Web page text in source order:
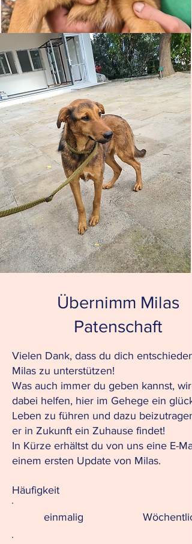
Übernimm Milas
Patenschaft
Vielen Dank, dass du dich entschieden
Milas zu unterstützen!
Was auch immer du geben kannst,
dabei helfen, hier im Gehege ein
Leben zu führen und dazu
er in Zukunft ein Zuhause findet!
In Kürze erhältst du von uns eine E-
einem ersten Update von Milas.
Häufigkeit
einmalig